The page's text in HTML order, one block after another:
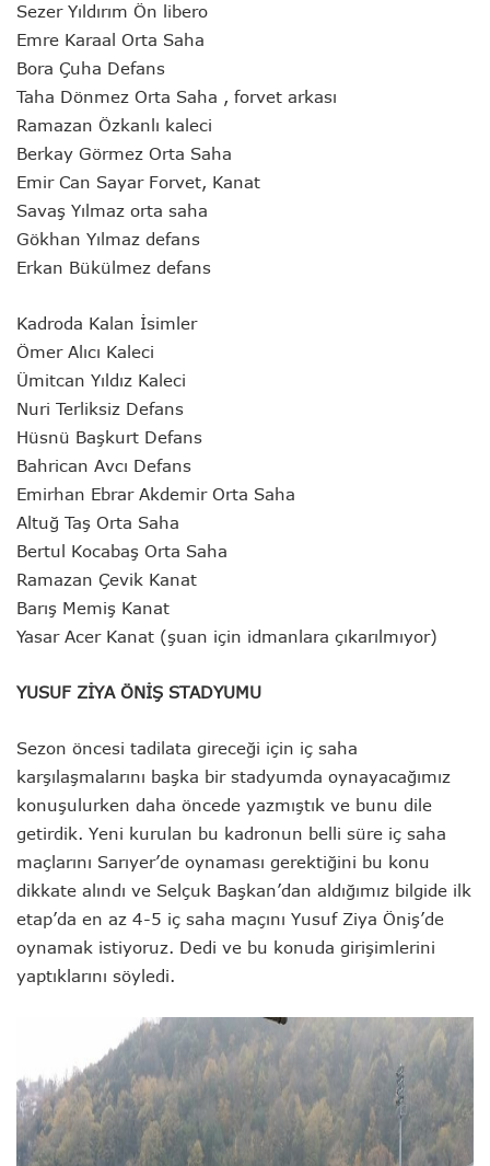
Sezer Yıldırım Ön libero
Emre Karaal Orta Saha
Bora Çuha Defans
Taha Dönmez Orta Saha , forvet arkası
Ramazan Özkanlı kaleci
Berkay Görmez Orta Saha
Emir Can Sayar Forvet, Kanat
Savaş Yılmaz orta saha
Gökhan Yılmaz defans
Erkan Bükülmez defans
Kadroda Kalan İsimler
Ömer Alıcı Kaleci
Ümitcan Yıldız Kaleci
Nuri Terliksiz Defans
Hüsnü Başkurt Defans
Bahrican Avcı Defans
Emirhan Ebrar Akdemir Orta Saha
Altuğ Taş Orta Saha
Bertul Kocabaş Orta Saha
Ramazan Çevik Kanat
Barış Memiş Kanat
Yasar Acer Kanat (şuan için idmanlara çıkarılmıyor)
YUSUF ZİYA ÖNİŞ STADYUMU
Sezon öncesi tadilata gireceği için iç saha
karşılaşmalarını başka bir stadyumda oynayacağımız
konuşulurken daha öncede yazmıştık ve bunu dile
getirdik. Yeni kurulan bu kadronun belli süre iç saha
maçlarını Sarıyer’de oynaması gerektiğini bu konu
dikkate alındı ve Selçuk Başkan’dan aldığımız bilgide ilk
etap’da en az 4-5 iç saha maçını Yusuf Ziya Öniş’de
oynamak istiyoruz. Dedi ve bu konuda girişimlerini
yaptıklarını söyledi.